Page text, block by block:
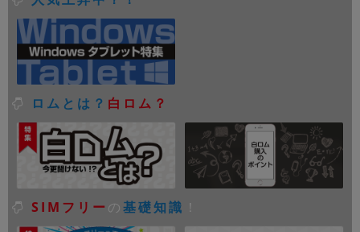
ロムとは？ 白ロム？
SIMフリー の基礎知識 ！